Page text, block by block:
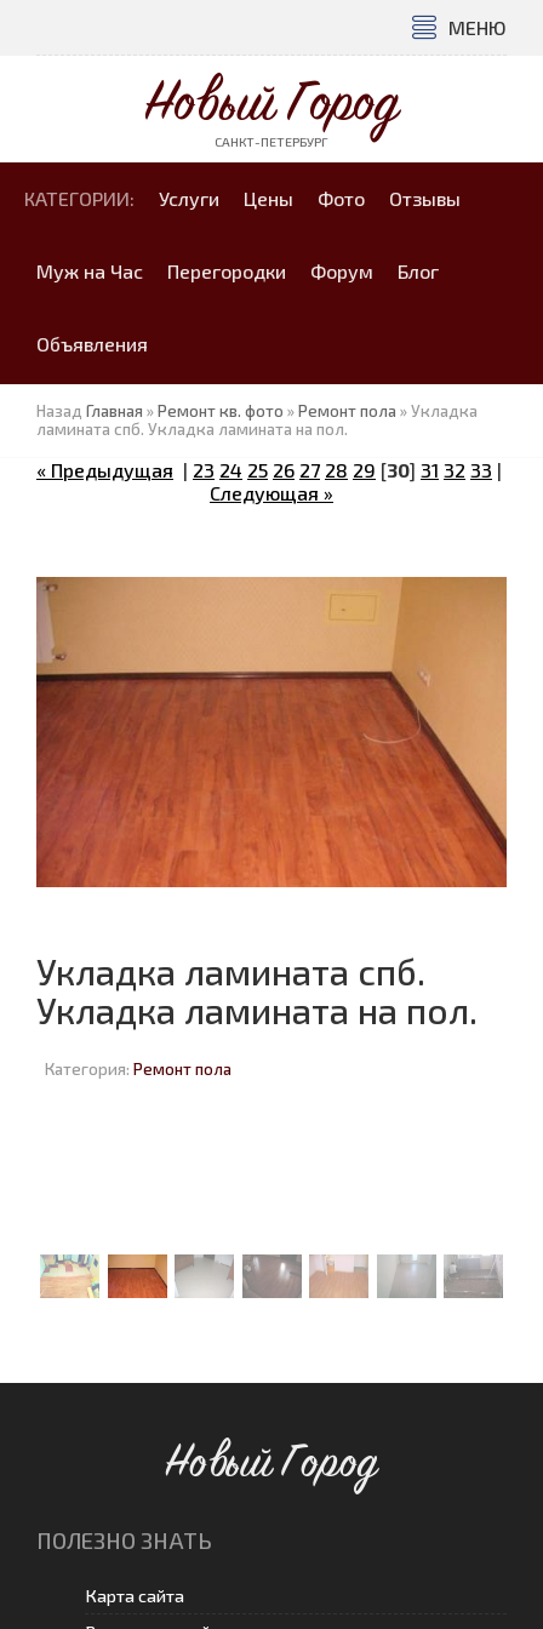
МЕНЮ
Новый Город
САНКТ-ПЕТЕРБУРГ
КАТЕГОРИИ: Услуги Цены Фото Отзывы
Муж на Час Перегородки Форум Блог
Объявления
Назад Главная »Ремонт кв. фото »Ремонт пола » Укладка
ламината спб. Укладка ламината на пол.
« Предыдущая | 23 24 25 26 27 28 29 [30] 31 32 33 |
Следующая »
Укладка ламината спб.
Укладка ламината на пол.
Категория: Ремонт пола
Новый Город
ПОЛЕЗНО ЗНАТЬ
Карта сайта